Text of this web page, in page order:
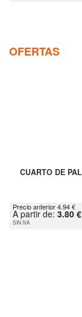
OFERTAS
CUARTO DE
Precio anterior 4.94 €
A partir de: 3.80 €
SIN IVA